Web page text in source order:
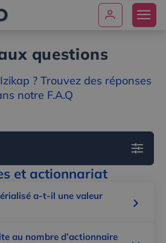
questions
? Trouvez des réponses
notre F.A.Q
et actionnariat
a-t-il une valeur
au nombre d’actionnaire